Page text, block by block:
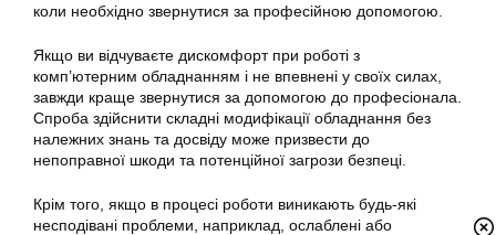
коли необхідно звернутися за професійною допомогою.
Якщо ви відчуваєте дискомфорт при роботі з
комп’ютерним обладнанням і не впевнені у своїх силах,
завжди краще звернутися за допомогою до професіонала.
Спроба здійснити складні модифікації обладнання без
належних знань та досвіду може призвести до
непоправної шкоди та потенційної загрози безпеці.
Крім того, якщо в процесі роботи виникають будь-які
несподівані проблеми, наприклад, ослаблені або